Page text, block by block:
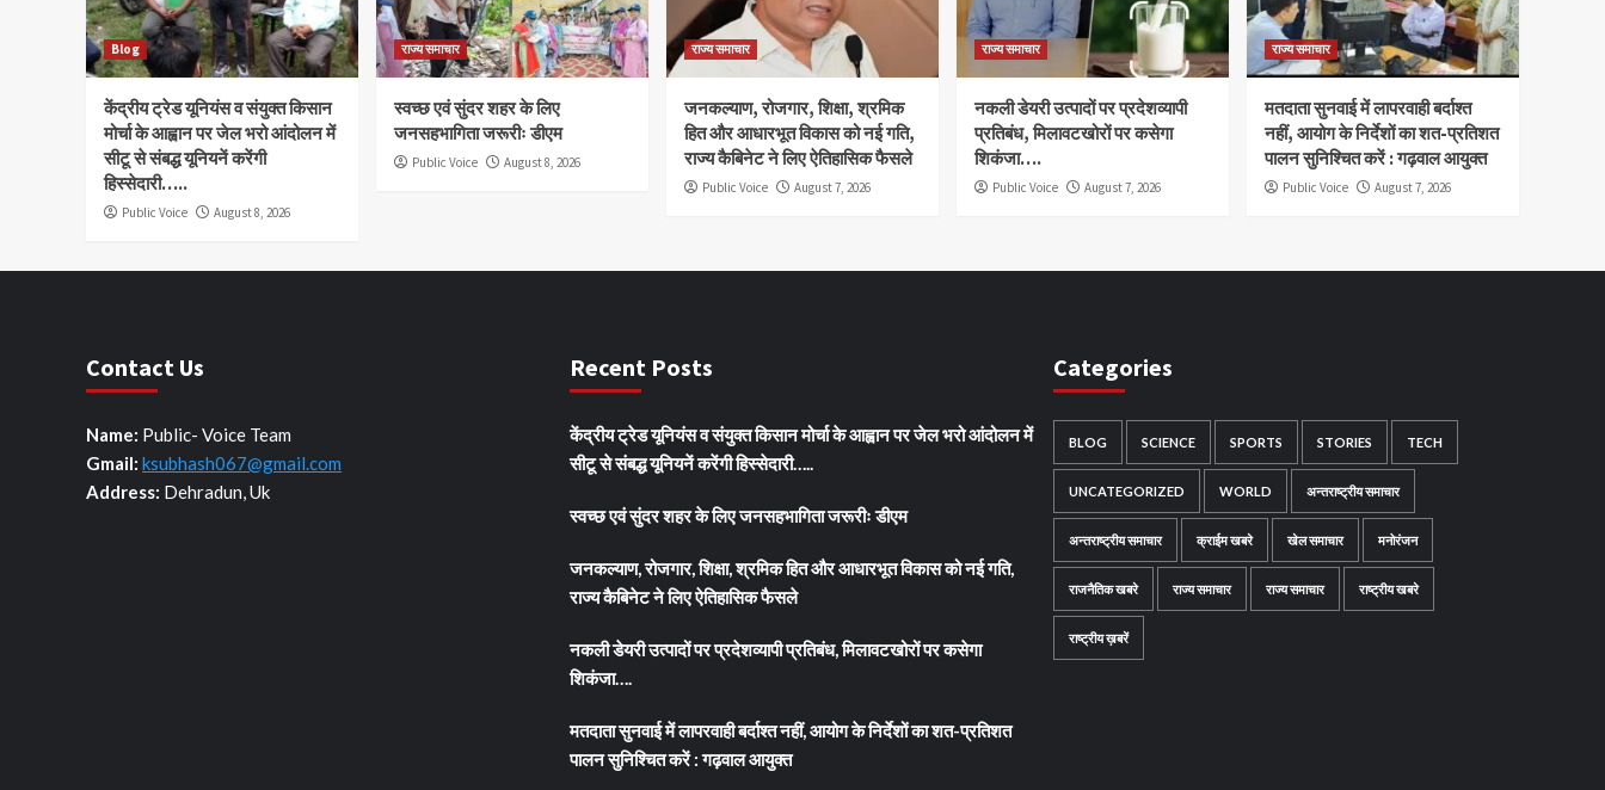
Blog
केंद्रीय ट्रेड यूनियंस व संयुक्त किसान
मोर्चा के आह्वान पर जेल भरो आंदोलन में
सीटू से संबद्ध यूनियनें करेंगी
हिस्सेदारी…..
Public Voice August 8, 2026
राज्य समाचार
स्वच्छ एवं सुंदर शहर के लिए
जनसहभागिता जरूरीः डीएम
Public Voice August 8, 2026
राज्य समाचार
जनकल्याण, रोजगार, शिक्षा, श्रमिक
हित और आधारभूत विकास को नई गति,
राज्य कैबिनेट ने लिए ऐतिहासिक फैसले
Public Voice August 7, 2026
राज्य समाचार
नकली डेयरी उत्पादों पर प्रदेशव्यापी
प्रतिबंध, मिलावटखोरों पर कसेगा
शिकंजा….
Public Voice August 7, 2026
राज्य समाचार
मतदाता सुनवाई में लापरवाही बर्दाश्त
नहीं, आयोग के निर्देशों का शत-प्रतिशत
पालन सुनिश्चित करें : गढ़वाल आयुक्त
Public Voice August 7, 2026
Contact Us
Name: Public- Voice Team
Gmail: ksubhash067@gmail.com
Address: Dehradun, Uk
Recent Posts
केंद्रीय ट्रेड यूनियंस व संयुक्त किसान मोर्चा के आह्वान पर जेल भरो आंदोलन में
सीटू से संबद्ध यूनियनें करेंगी हिस्सेदारी…..
स्वच्छ एवं सुंदर शहर के लिए जनसहभागिता जरूरीः डीएम
जनकल्याण, रोजगार, शिक्षा, श्रमिक हित और आधारभूत विकास को नई गति,
राज्य कैबिनेट ने लिए ऐतिहासिक फैसले
नकली डेयरी उत्पादों पर प्रदेशव्यापी प्रतिबंध, मिलावटखोरों पर कसेगा
शिकंजा….
मतदाता सुनवाई में लापरवाही बर्दाश्त नहीं, आयोग के निर्देशों का शत-प्रतिशत
पालन सुनिश्चित करें : गढ़वाल आयुक्त
Categories
BLOG SCIENCE SPORTS STORIES TECH
UNCATEGORIZED WORLD अन्तराष्ट्रीय समाचार
अन्तराष्ट्रीय समाचार क्राईम खबरे खेल समाचार मनोरंजन
राजनैतिक खबरे राज्य समाचार राज्य समाचार राष्ट्रीय खबरे
राष्ट्रीय ख़बरें